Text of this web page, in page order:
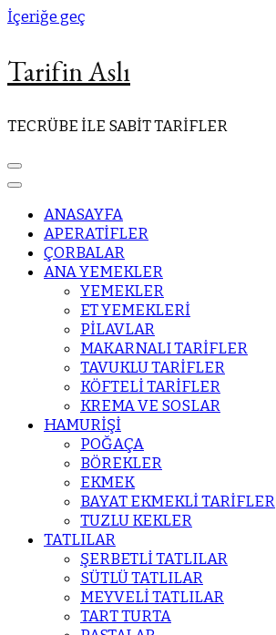
İçeriğe geç
Tarifin Aslı
TECRÜBE İLE SABİT TARİFLER
ANASAYFA
APERATİFLER
ÇORBALAR
ANA YEMEKLER
YEMEKLER
ET YEMEKLERİ
PİLAVLAR
MAKARNALI TARİFLER
TAVUKLU TARİFLER
KÖFTELİ TARİFLER
KREMA VE SOSLAR
HAMURİŞİ
POĞAÇA
BÖREKLER
EKMEK
BAYAT EKMEKLİ TARİFLER
TUZLU KEKLER
TATLILAR
ŞERBETLİ TATLILAR
SÜTLÜ TATLILAR
MEYVELİ TATLILAR
TART TURTA